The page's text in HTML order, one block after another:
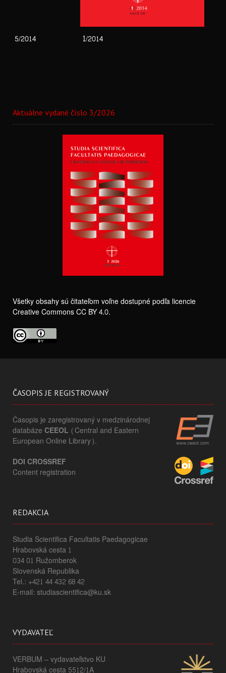
5/2014 1/2014
Aktuálne vydané číslo 3/2026
Všetky obsahy sú čitateľom voľne dostupné podľa licencie
Creative Commons CC BY 4.0.
ČASOPIS JE REGISTROVANÝ
Časopis je zaregistrovaný v medzinárodnej
databáze CEEOL (Central and Eastern
European Online Library).
DOI CROSSREF
Content registration
REDAKCIA
Studia Scientifica Facultatis Paedagogicae
Hrabovská cesta 1
034 01 Ružomberok
Slovenská Republika
Tel.: +421 44 432 68 42
E-mail: studiascientifica@ku.sk
VYDAVATEĽ
VERBUM – vydavateľstvo KU
Hrabovská cesta 5512/1A